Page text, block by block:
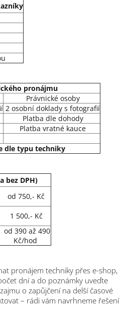
pronájmu
Právnické osoby
2 osobní doklady s fotografií
Platba dle dohody
Platba vratné kauce
dle typu techniky
bez DPH)
od 750,- Kč
1 500,- Kč
od 390 až 490
Kč/hod
pronájem techniky přes e-shop,
dní a do poznámky uveďte
o zapůjčení na delší časové
– rádi vám navrhneme řešení